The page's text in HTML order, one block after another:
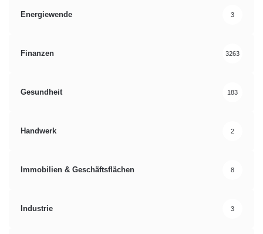
Energiewende 3
Finanzen 3263
Gesundheit 183
Handwerk 2
Immobilien & Geschäftsflächen 8
Industrie 3